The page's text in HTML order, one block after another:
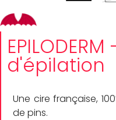
d'épilation
Une cire française,
de pins.